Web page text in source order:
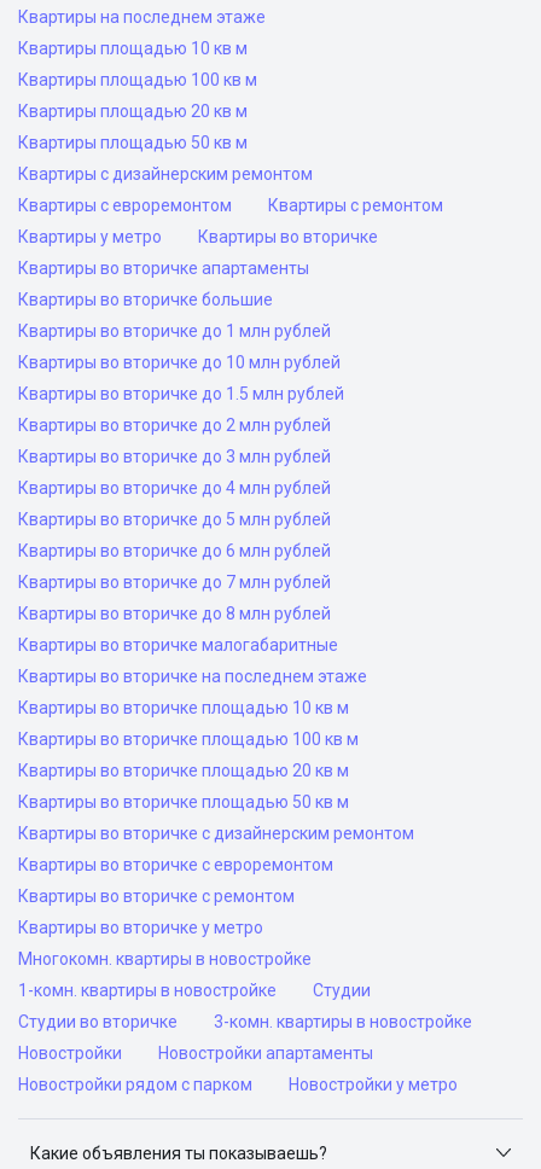
Квартиры на последнем этаже
Квартиры площадью 10 кв м
Квартиры площадью 100 кв м
Квартиры площадью 20 кв м
Квартиры площадью 50 кв м
Квартиры с дизайнерским ремонтом
Квартиры с евроремонтом
Квартиры с ремонтом
Квартиры у метро
Квартиры во вторичке
Квартиры во вторичке апартаменты
Квартиры во вторичке большие
Квартиры во вторичке до 1 млн рублей
Квартиры во вторичке до 10 млн рублей
Квартиры во вторичке до 1.5 млн рублей
Квартиры во вторичке до 2 млн рублей
Квартиры во вторичке до 3 млн рублей
Квартиры во вторичке до 4 млн рублей
Квартиры во вторичке до 5 млн рублей
Квартиры во вторичке до 6 млн рублей
Квартиры во вторичке до 7 млн рублей
Квартиры во вторичке до 8 млн рублей
Квартиры во вторичке малогабаритные
Квартиры во вторичке на последнем этаже
Квартиры во вторичке площадью 10 кв м
Квартиры во вторичке площадью 100 кв м
Квартиры во вторичке площадью 20 кв м
Квартиры во вторичке площадью 50 кв м
Квартиры во вторичке с дизайнерским ремонтом
Квартиры во вторичке с евроремонтом
Квартиры во вторичке с ремонтом
Квартиры во вторичке у метро
Многокомн. квартиры в новостройке
1-комн. квартиры в новостройке
Студии
Студии во вторичке
3-комн. квартиры в новостройке
Новостройки
Новостройки апартаменты
Новостройки рядом с парком
Новостройки у метро
Какие объявления ты показываешь?